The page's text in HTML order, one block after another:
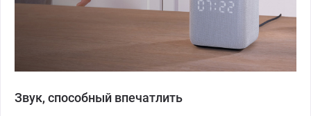
Звук, способный впечатлить